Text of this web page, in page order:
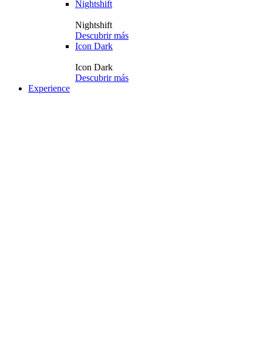
Nightshift
Nightshift
Descubrir más
Icon Dark
Icon Dark
Descubrir más
Experience